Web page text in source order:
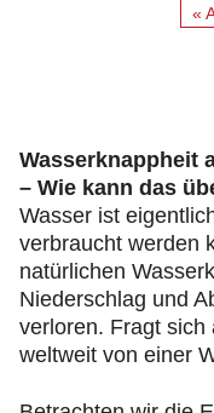
«
Wasserknappheit
– Wie kann das
Wasser ist
verbraucht werden
natürlichen
Niederschlag und
verloren. Fragt sich
weltweit von einer